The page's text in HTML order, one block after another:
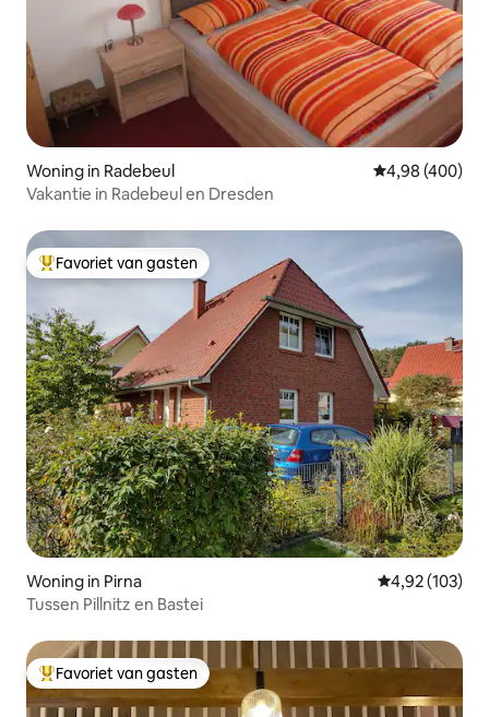
Woning in Radebeul Gemiddelde
4,98 (400)
Vakantie in Radebeul en Dresden
Topfavoriet van gasten
Favoriet van gasten
Woning in Pirna Gemiddelde
4,92 (103)
Tussen Pillnitz en Bastei
Topfavoriet van gasten
Favoriet van gasten